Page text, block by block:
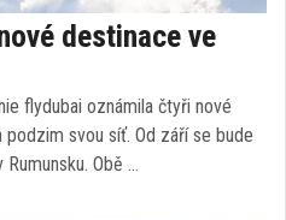
destinace ve
flydubai oznámila čtyři nové
svou síť. Od září se bude
Obě …